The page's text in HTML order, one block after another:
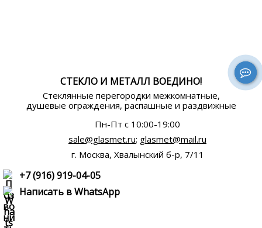
СТЕКЛО И МЕТАЛЛ ВОЕДИНО!
Стеклянные перегородки межкомнатные,
душевые ограждения, распашные и раздвижные
Пн-Пт c 10:00-19:00
sale@glasmet.ru; glasmet@mail.ru
г. Москва, Хвалынский б-р, 7/11
+7 (916) 919-04-05
Написать в WhatsApp